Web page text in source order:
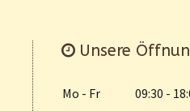
Unsere
Mo - Fr
09:30 -